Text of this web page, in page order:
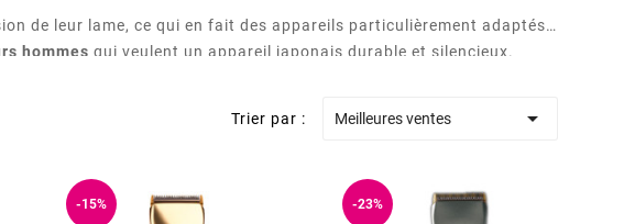
de leur lame, ce qui en fait des appareils particulièrement adaptés
hommes qui veulent un appareil japonais durable et silencieux.
Trier par : Meilleures ventes 
-15% -23%